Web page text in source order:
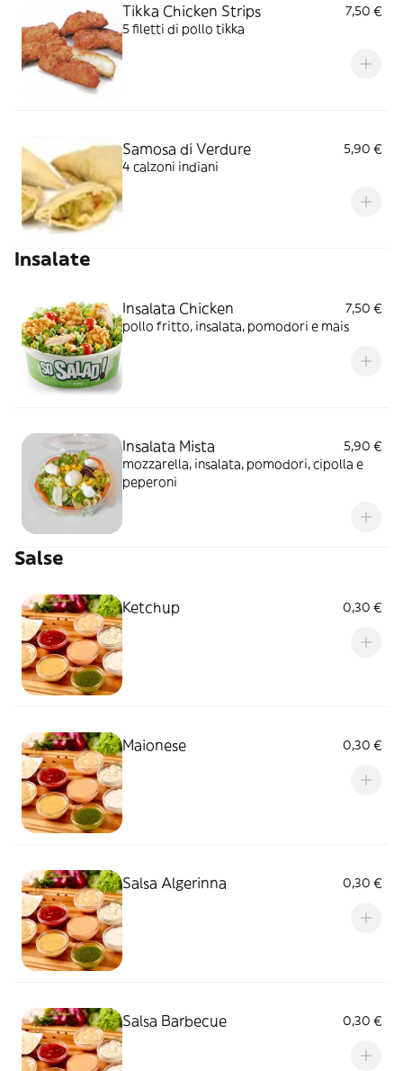
Tikka Chicken Strips
7,50 €
5 filetti di pollo tikka
Samosa di Verdure
5,90 €
4 calzoni indiani
Insalate
Insalata Chicken
7,50 €
pollo fritto, insalata, pomodori e mais
Insalata Mista
5,90 €
mozzarella, insalata, pomodori, cipolla e
peperoni
Salse
Ketchup 0,30 €
Maionese 0,30 €
Salsa Algerinna 0,30 €
Salsa Barbecue 0,30 €